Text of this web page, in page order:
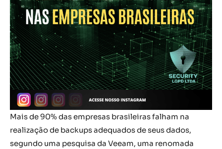
Mais de 90% das empresas brasileiras falham na
realização de backups adequados de seus dados,
segundo uma pesquisa da Veeam, uma renomada